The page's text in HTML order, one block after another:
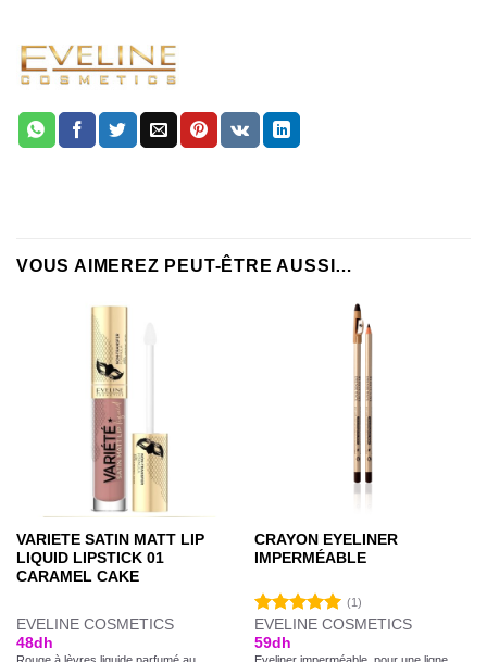
VOUS AIMEREZ PEUT-ÊTRE AUSSI…
VARIETE SATIN MATT LIP
LIQUID LIPSTICK 01
CARAMEL CAKE
EVELINE COSMETICS
48dh
CRAYON EYELINER
IMPERMÉABLE
Note5.00
sur 5
(1)
EVELINE COSMETICS
59dh